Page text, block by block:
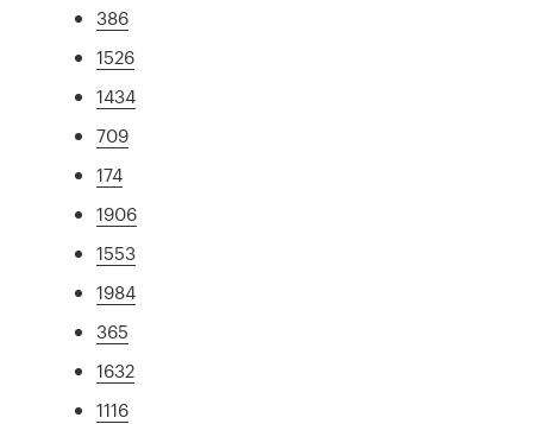
386
1526
1434
709
174
1906
1553
1984
365
1632
1116